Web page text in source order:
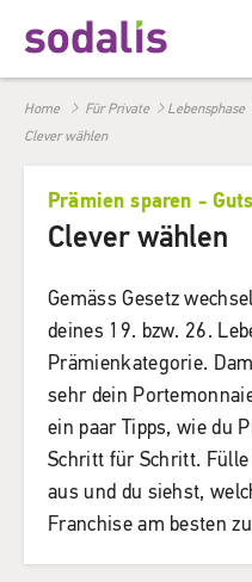
Home Für Private Lebensphase
Clever wählen
Prämien sparen -
Clever wählen
Gemäss Gesetz
deines 19. bzw. 26.
Prämienkategorie.
sehr dein
ein paar Tipps, wie du
Schritt für Schritt.
aus und du siehst,
Franchise am besten